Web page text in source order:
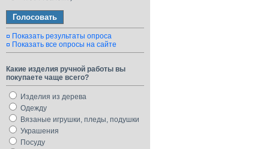
Показать результаты опроса
Показать все опросы на сайте
Какие изделия ручной работы вы
покупаете чаще всего?
Изделия из дерева
Одежду
Вязаные игрушки, пледы, подушки
Украшения
Посуду